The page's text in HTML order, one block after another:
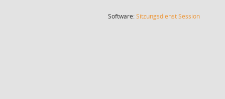
Software:SitzungsdienstSession(Wird in